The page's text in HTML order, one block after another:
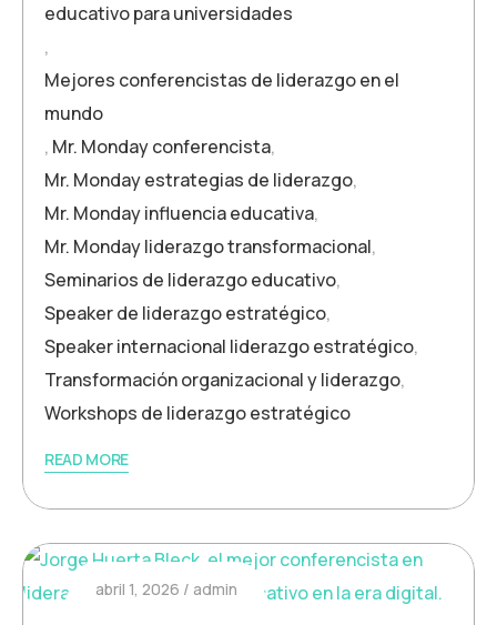
educativo para universidades
,
Mejores conferencistas de liderazgo en el
mundo
, Mr. Monday conferencista,
Mr. Monday estrategias de liderazgo,
Mr. Monday influencia educativa,
Mr. Monday liderazgo transformacional,
Seminarios de liderazgo educativo,
Speaker de liderazgo estratégico,
Speaker internacional liderazgo estratégico,
Transformación organizacional y liderazgo,
Workshops de liderazgo estratégico
READ MORE
abril 1, 2026 admin